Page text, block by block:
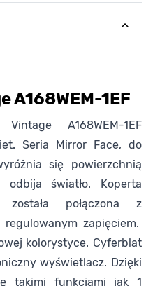
A168WEM-1EF
A168WEM-1EF
Seria Mirror Face, do
się powierzchnią
odbija światło. Koperta
połączona z
zapięciem.
kolorystyce. Cyferblat
wyświetlacz. Dzięki
takimi funkcjami jak 1